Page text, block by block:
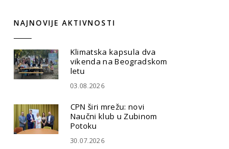
NAJNOVIJE AKTIVNOSTI
Klimatska kapsula dva
vikenda na Beogradskom
letu
03.08.2026
CPN širi mrežu: novi
Naučni klub u Zubinom
Potoku
30.07.2026